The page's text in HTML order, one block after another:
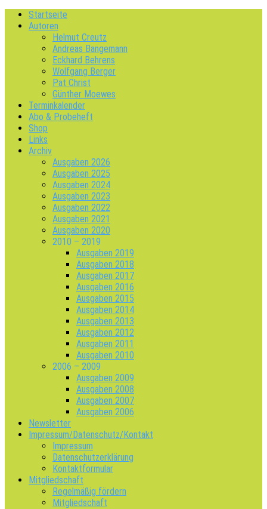
Startseite
Autoren
Helmut Creutz
Andreas Bangemann
Eckhard Behrens
Wolfgang Berger
Pat Christ
Günther Moewes
Terminkalender
Abo & Probeheft
Shop
Links
Archiv
Ausgaben 2026
Ausgaben 2025
Ausgaben 2024
Ausgaben 2023
Ausgaben 2022
Ausgaben 2021
Ausgaben 2020
2010 – 2019
Ausgaben 2019
Ausgaben 2018
Ausgaben 2017
Ausgaben 2016
Ausgaben 2015
Ausgaben 2014
Ausgaben 2013
Ausgaben 2012
Ausgaben 2011
Ausgaben 2010
2006 – 2009
Ausgaben 2009
Ausgaben 2008
Ausgaben 2007
Ausgaben 2006
Newsletter
Impressum/Datenschutz/Kontakt
Impressum
Datenschutzerklärung
Kontaktformular
Mitgliedschaft
Regelmäßig fördern
Mitgliedschaft